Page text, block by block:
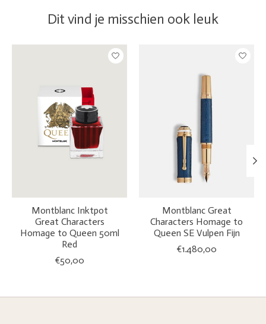
Dit vind je misschien ook leuk
Items van productcarrousel
Montblanc Inktpot
Great Characters
Homage to Queen 50ml
Red
€50,00
Montblanc Great
Characters Homage to
Queen SE Vulpen Fijn
€1.480,00